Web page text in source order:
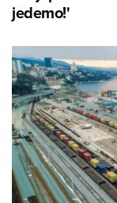
jedemo!'